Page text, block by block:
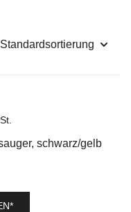
schwarz/gelb